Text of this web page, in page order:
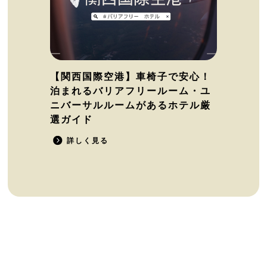
【関西国際空港】車椅子で安心！
泊まれるバリアフリールーム・ユ
ニバーサルルームがあるホテル厳
選ガイド
詳しく見る